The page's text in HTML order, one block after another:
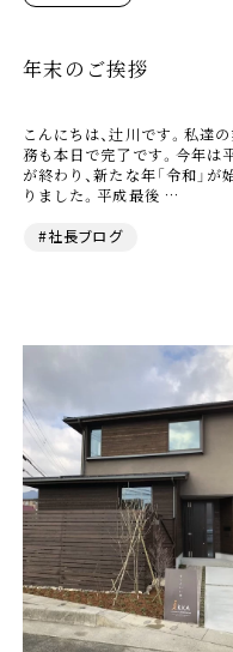
年末のご挨拶
こんにちは、辻川です。私達
務も本日で完了です。今年は
が終わり、新たな年「令和」が
りました。平成最後 …
#社長ブログ